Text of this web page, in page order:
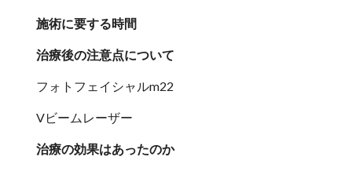
施術に要する時間
治療後の注意点について
フォトフェイシャルm22
Vビームレーザー
治療の効果はあったのか